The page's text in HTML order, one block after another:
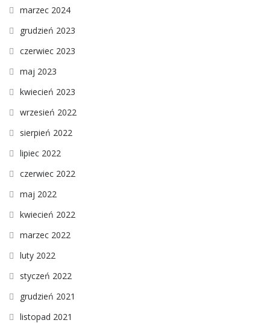
marzec 2024
grudzień 2023
czerwiec 2023
maj 2023
kwiecień 2023
wrzesień 2022
sierpień 2022
lipiec 2022
czerwiec 2022
maj 2022
kwiecień 2022
marzec 2022
luty 2022
styczeń 2022
grudzień 2021
listopad 2021